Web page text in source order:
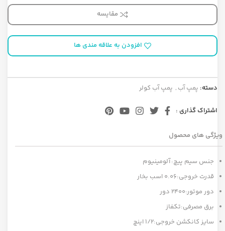
مقایسه
افزودن به علاقه مندی ها
دسته: پمپ آب , پمپ آب کولر
اشتراک گذاری :
ویژگی های محصول
جنس سیم پیچ: آلومینیوم
قدرت خروجی:0.06 اسب بخار
دور موتور:2400 دور
برق مصرفی:تکفاز
سایز کانکشن خروجی:1/2 اینچ